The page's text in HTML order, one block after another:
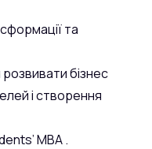
та
бізнес
і створення
MBA .